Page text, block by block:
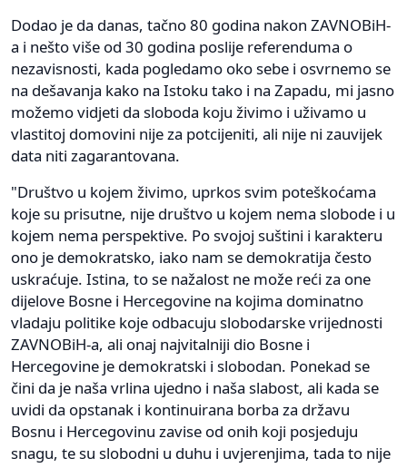
Dodao je da danas, tačno 80 godina nakon ZAVNOBiH-
a i nešto više od 30 godina poslije referenduma o
nezavisnosti, kada pogledamo oko sebe i osvrnemo se
na dešavanja kako na Istoku tako i na Zapadu, mi jasno
možemo vidjeti da sloboda koju živimo i uživamo u
vlastitoj domovini nije za potcijeniti, ali nije ni zauvijek
data niti zagarantovana.
"Društvo u kojem živimo, uprkos svim poteškoćama
koje su prisutne, nije društvo u kojem nema slobode i u
kojem nema perspektive. Po svojoj suštini i karakteru
ono je demokratsko, iako nam se demokratija često
uskraćuje. Istina, to se nažalost ne može reći za one
dijelove Bosne i Hercegovine na kojima dominatno
vladaju politike koje odbacuju slobodarske vrijednosti
ZAVNOBiH-a, ali onaj najvitalniji dio Bosne i
Hercegovine je demokratski i slobodan. Ponekad se
čini da je naša vrlina ujedno i naša slabost, ali kada se
uvidi da opstanak i kontinuirana borba za državu
Bosnu i Hercegovinu zavise od onih koji posjeduju
snagu, te su slobodni u duhu i uvjerenjima, tada to nije